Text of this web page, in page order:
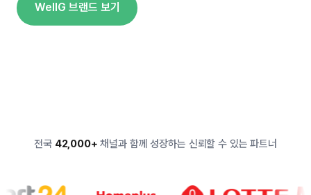
WellG 브랜드 보기
전국 42,000+ 채널과 함께 성장하는 신뢰할 수 있는 파트너